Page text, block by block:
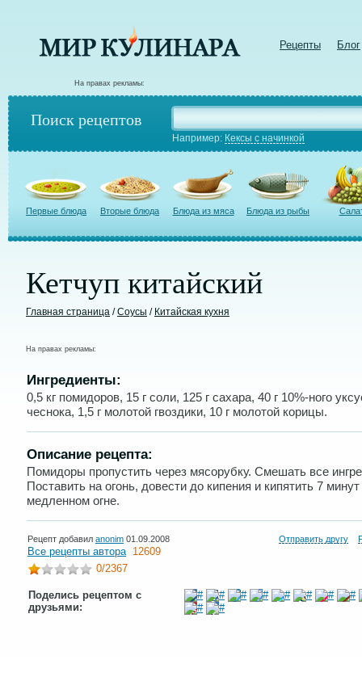
Рецепты Блог
На правах рекламы:
Поиск рецептов
Например: Кексы с начинкой
Первые блюда Вторые блюда Блюда из мяса Блюда из рыбы
Кетчуп китайский
Главная страница /Соусы / Китайская кухня
На правах рекламы:
Ингредиенты:
0,5 кг помидоров, 15 г соли, 125 г сахара, 40 г 10%-ного
чеснока, 1,5 г молотой гвоздики, 10 г молотой корицы.
Описание рецепта:
Помидоры пропустить через мясорубку. Смешать все
Поставить на огонь, довести до кипения и кипятить 7
медленном огне.
Рецепт добавил anonim 01.09.2008 Отправить другу
Все рецепты автора 12609
0/2367
Поделись рецептом с
друзьями: